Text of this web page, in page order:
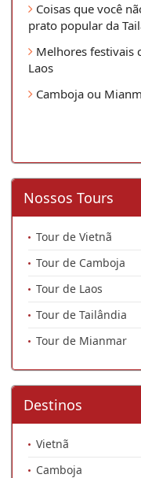
Coisas que você
prato popular da
Melhores festivais
Laos
Camboja ou
Nossos Tours
Tour de Vietnã
Tour de Camboja
Tour de Laos
Tour de Tailândia
Tour de Mianmar
Destinos
Vietnã
Camboja